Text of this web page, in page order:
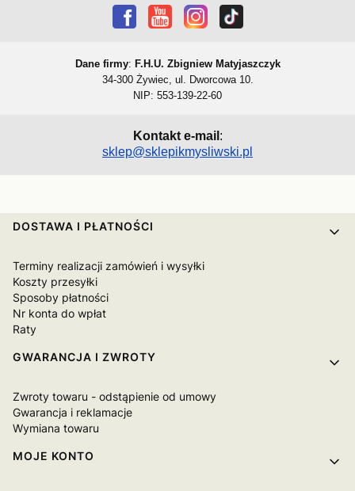
Dane firmy: F.H.U. Zbigniew Matyjaszczyk
34-300 Żywiec, ul. Dworcowa 10.
NIP: 553-139-22-60
Kontakt e-mail :
sklep@sklepikmysliwski.pl
Linki w stopce
DOSTAWA I PŁATNOŚCI
Terminy realizacji zamówień i wysyłki
Koszty przesyłki
Sposoby płatności
Nr konta do wpłat
Raty
GWARANCJA I ZWROTY
Zwroty towaru - odstąpienie od umowy
Gwarancja i reklamacje
Wymiana towaru
MOJE KONTO